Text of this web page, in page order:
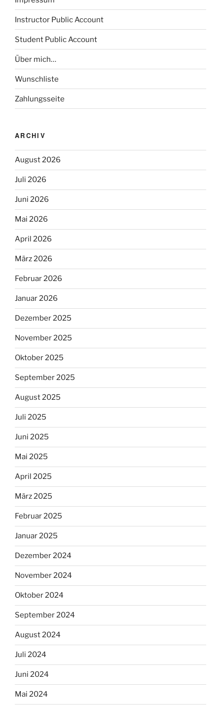
Instructor Public Account
Student Public Account
Über mich…
Wunschliste
Zahlungsseite
ARCHIV
August 2026
Juli 2026
Juni 2026
Mai 2026
April 2026
März 2026
Februar 2026
Januar 2026
Dezember 2025
November 2025
Oktober 2025
September 2025
August 2025
Juli 2025
Juni 2025
Mai 2025
April 2025
März 2025
Februar 2025
Januar 2025
Dezember 2024
November 2024
Oktober 2024
September 2024
August 2024
Juli 2024
Juni 2024
Mai 2024